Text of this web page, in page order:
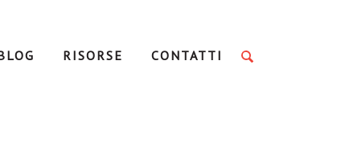
RISORSE CONTATTI